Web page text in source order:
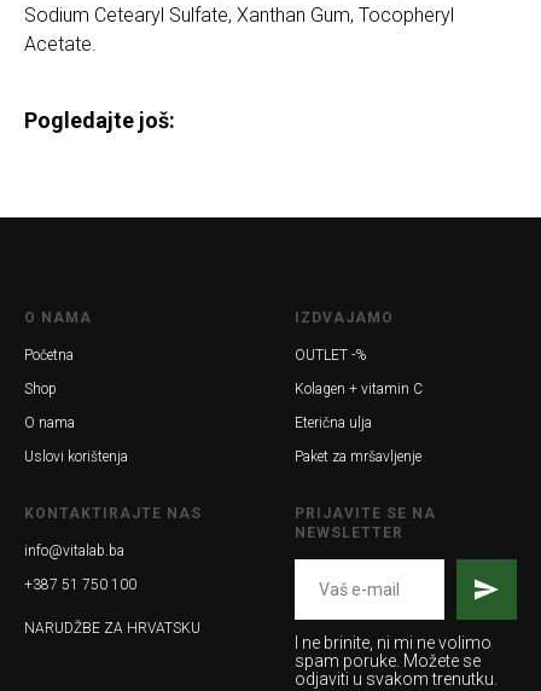
Sodium Cetearyl Sulfate, Xanthan Gum, Tocopheryl
Acetate.
Pogledajte još:
O NAMA
Početna
Shop
O nama
Uslovi korištenja
IZDVAJAMO
OUTLET -%
Kolagen + vitamin C
Eterična ulja
Paket za mršavljenje
KONTAKTIRAJTE NAS
info@vitalab.ba
+387 51 750 100
NARUDŽBE ZA HRVATSKU
PRIJAVITE SE NA
NEWSLETTER
I ne brinite, ni mi ne volimo
spam poruke. Možete se
odjaviti u svakom trenutku.